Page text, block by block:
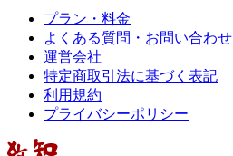
プラン・料金
よくある質問・お問い合わせ
運営会社
特定商取引法に基づく表記
利用規約
プライバシーポリシー